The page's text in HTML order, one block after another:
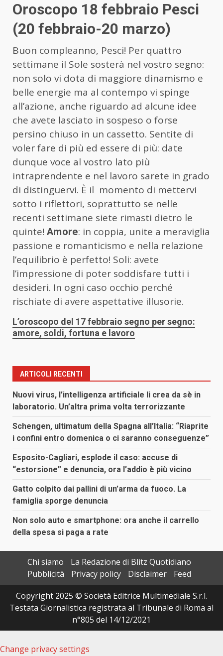
Oroscopo 18 febbraio Pesci
(20 febbraio-20 marzo)
Buon compleanno, Pesci! Per quattro
settimane il Sole sosterà nel vostro segno:
non solo vi dota di maggiore dinamismo e
belle energie ma al contempo vi spinge
all’azione, anche riguardo ad alcune idee
che avete lasciato in sospeso o forse
persino chiuso in un cassetto. Sentite di
voler fare di più ed essere di più: date
dunque voce al vostro lato più
intraprendente e nel lavoro sarete in grado
di distinguervi. È il momento di mettervi
sotto i riflettori, soprattutto se nelle
recenti settimane siete rimasti dietro le
quinte! Amore: in coppia, unite a meraviglia
passione e romanticismo e nella relazione
l’equilibrio è perfetto! Soli: avete
l’impressione di poter soddisfare tutti i
desideri. In ogni caso occhio perché
rischiate di avere aspettative illusorie.
L’oroscopo del 17 febbraio segno per segno:
amore, soldi, fortuna e lavoro
ARTICOLI RECENTI
Nuovi virus, l’intelligenza artificiale li crea da sè in
laboratorio. Un’altra prima volta terrorizzante
Schengen, ultimatum della Spagna all’Italia: “Riaprite
i confini entro domenica o ci saranno conseguenze”
Esposito-Cagliari, esplode il caso: accuse di
“estorsione” e denuncia, ora l’addio è più vicino
Gatto colpito dai pallini di un’arma da fuoco. La
famiglia sporge denuncia
Non solo auto e smartphone: ora anche il carrello
della spesa si paga a rate
Chi siamo
La Redazione di Blitz Quotidiano
Pubblicità
Privacy policy Disclaimer
Feed
Copyright 2025 © Società Editrice Multimediale S.r.l.
Testata Giornalistica registrata al Tribunale di Roma al
n°805 del 14/12/2021
Change privacy settings